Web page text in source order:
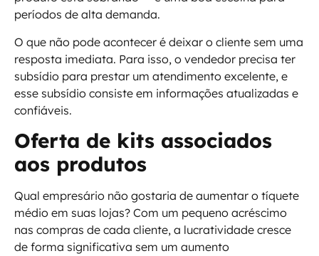
períodos de alta demanda.
O que não pode acontecer é deixar o cliente sem uma
resposta imediata. Para isso, o vendedor precisa ter
subsídio para prestar um atendimento excelente, e
esse subsídio consiste em informações atualizadas e
confiáveis.
Oferta de kits associados
aos produtos
Qual empresário não gostaria de aumentar o tíquete
médio em suas lojas? Com um pequeno acréscimo
nas compras de cada cliente, a lucratividade cresce
de forma significativa sem um aumento